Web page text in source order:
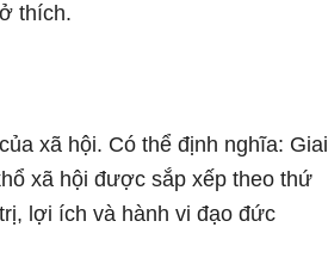
thích.
xã hội. Có thể định nghĩa: Giai
xã hội được sắp xếp theo thứ
lợi ích và hành vi đạo đức